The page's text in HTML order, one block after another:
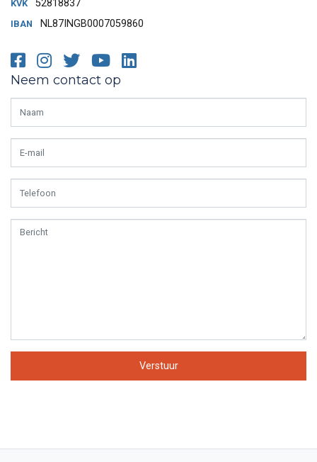
KVK 52818837
IBAN NL87INGB0007059860
Facebook
Instagram
TwitterYoutubeLinkedIn
Neem contact op
Verstuur